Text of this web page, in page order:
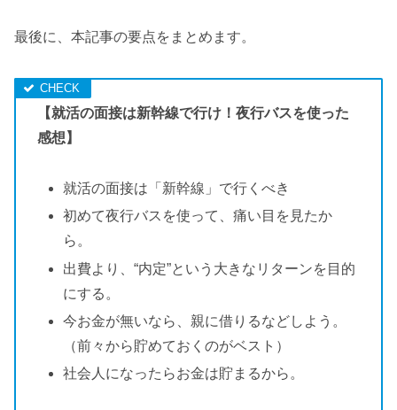
最後に、本記事の要点をまとめます。
【就活の面接は新幹線で行け！夜行バスを使った
感想】
就活の面接は「新幹線」で行くべき
初めて夜行バスを使って、痛い目を見たか
ら。
出費より、“内定”という大きなリターンを目的
にする。
今お金が無いなら、親に借りるなどしよう。
（前々から貯めておくのがベスト）
社会人になったらお金は貯まるから。